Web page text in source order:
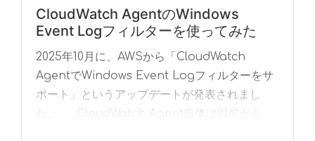
CloudWatch AgentのWindows
Event Logフィルターを使ってみた
2025年10月に、AWSから「CloudWatch
AgentでWindows Event Logフィルターをサ
ポート」というアップデートが発表されまし
た。 CloudWatch Agent自体は以前から